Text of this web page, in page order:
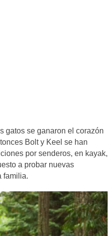
gatos se ganaron el corazón
Bolt y Keel se han
por senderos, en kayak,
a probar nuevas
familia.